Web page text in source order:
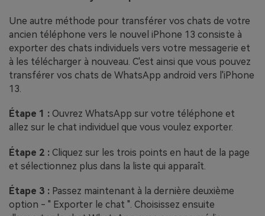
Une autre méthode pour transférer vos chats de votre
ancien téléphone vers le nouvel iPhone 13 consiste à
exporter des chats individuels vers votre messagerie et
à les télécharger à nouveau. C'est ainsi que vous pouvez
transférer vos chats de WhatsApp android vers l'iPhone
13.
Étape 1 : Ouvrez WhatsApp sur votre téléphone et
allez sur le chat individuel que vous voulez exporter.
Étape 2 : Cliquez sur les trois points en haut de la page
et sélectionnez plus dans la liste qui apparaît.
Étape 3 : Passez maintenant à la dernière deuxième
option - " Exporter le chat ". Choisissez ensuite